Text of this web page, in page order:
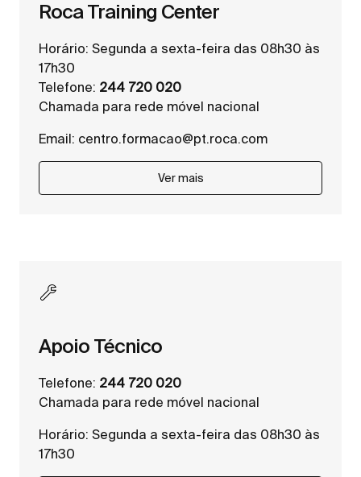
Roca Training Center
Horário: Segunda a sexta-feira das 08h30 às
17h30
Telefone: 244 720 020
Chamada para rede móvel nacional
Email: centro.formacao@pt.roca.com
Ver mais
Apoio Técnico
Telefone: 244 720 020
Chamada para rede móvel nacional
Horário: Segunda a sexta-feira das 08h30 às
17h30